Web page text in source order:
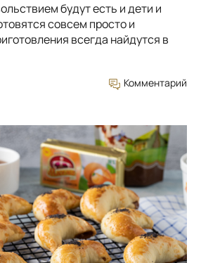
будут есть и дети и
совсем просто и
всегда найдутся в
Комментарий